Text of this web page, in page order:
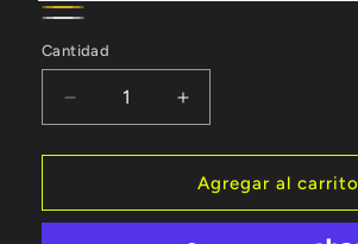
Negro
Dorado
Cantidad
Reducir
cantidad
para
Colgante
Aumentar
cantidad
para
Candil
Colgante
Agregar al carrito